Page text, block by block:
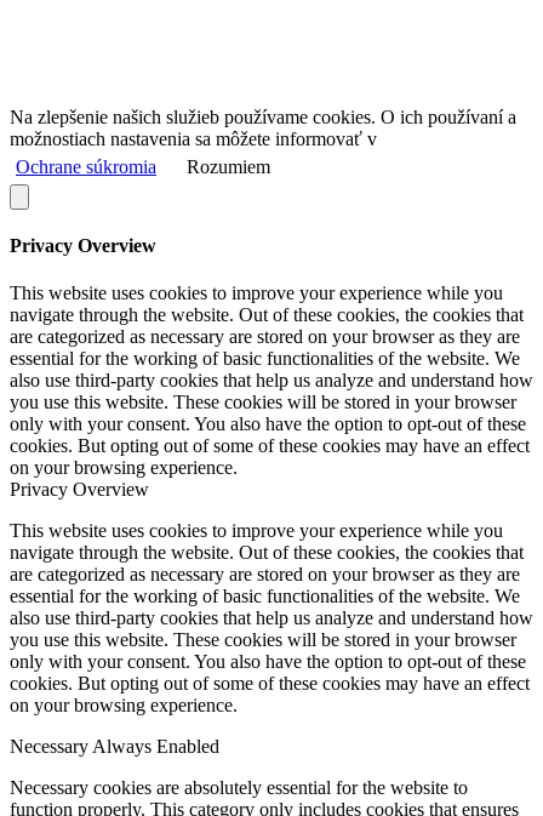
Na zlepšenie našich služieb používame cookies. O ich používaní a
možnostiach nastavenia sa môžete informovať v
Ochrane súkromia
Rozumiem
Privacy Overview
This website uses cookies to improve your experience while you
navigate through the website. Out of these cookies, the cookies that
are categorized as necessary are stored on your browser as they are
essential for the working of basic functionalities of the website. We
also use third-party cookies that help us analyze and understand how
you use this website. These cookies will be stored in your browser
only with your consent. You also have the option to opt-out of these
cookies. But opting out of some of these cookies may have an effect
on your browsing experience.
Privacy Overview
This website uses cookies to improve your experience while you
navigate through the website. Out of these cookies, the cookies that
are categorized as necessary are stored on your browser as they are
essential for the working of basic functionalities of the website. We
also use third-party cookies that help us analyze and understand how
you use this website. These cookies will be stored in your browser
only with your consent. You also have the option to opt-out of these
cookies. But opting out of some of these cookies may have an effect
on your browsing experience.
Necessary Always Enabled
Necessary cookies are absolutely essential for the website to
function properly. This category only includes cookies that ensures